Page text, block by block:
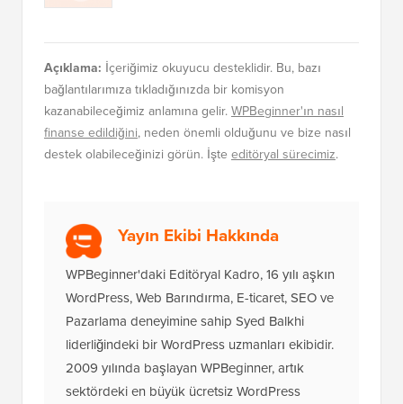
Açıklama: İçeriğimiz okuyucu desteklidir. Bu, bazı
bağlantılarımıza tıkladığınızda bir komisyon
kazanabileceğimiz anlamına gelir.WPBeginner'ın nasıl
finanse edildiğini, neden önemli olduğunu ve bize nasıl
destek olabileceğinizi görün. İşte editöryal sürecimiz.
Yayın Ekibi Hakkında
WPBeginner'daki Editöryal Kadro, 16 yılı aşkın
WordPress, Web Barındırma, E-ticaret, SEO ve
Pazarlama deneyimine sahip Syed Balkhi
liderliğindeki bir WordPress uzmanları ekibidir.
2009 yılında başlayan WPBeginner, artık
sektördeki en büyük ücretsiz WordPress